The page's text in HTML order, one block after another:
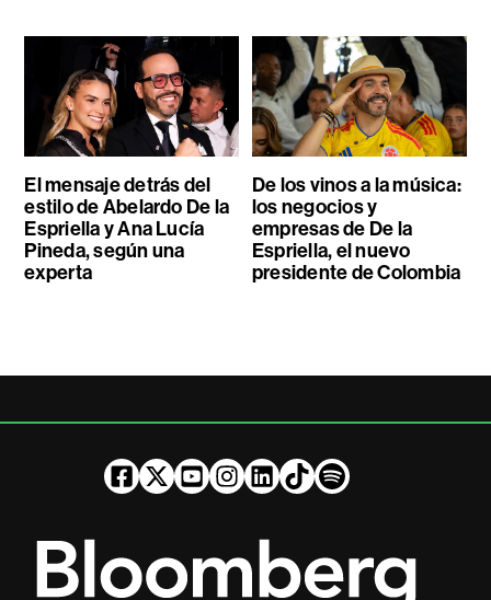
El mensaje detrás del
estilo de Abelardo De la
Espriella y Ana Lucía
Pineda, según una
experta
De los vinos a la música:
los negocios y
empresas de De la
Espriella, el nuevo
presidente de Colombia